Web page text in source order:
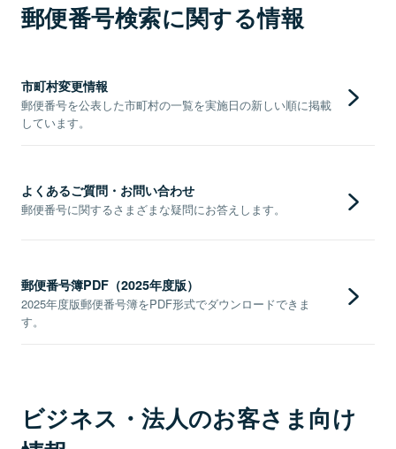
郵便番号検索に関する情報
市町村変更情報
郵便番号を公表した市町村の一覧を実施日の新しい順に掲載
しています。
よくあるご質問・お問い合わせ
郵便番号に関するさまざまな疑問にお答えします。
郵便番号簿PDF（2025年度版）
2025年度版郵便番号簿をPDF形式でダウンロードできま
す。
ビジネス・法人のお客さま向け